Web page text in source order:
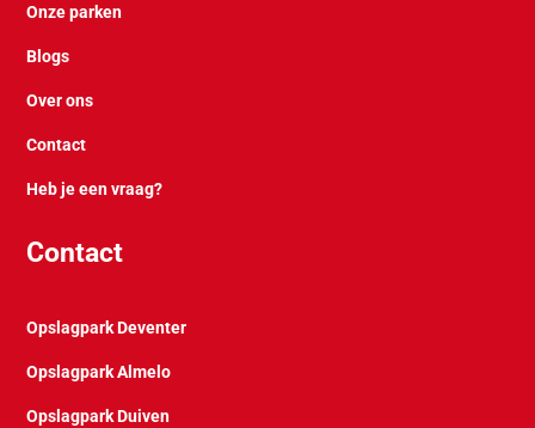
Onze parken
Blogs
Over ons
Contact
Heb je een vraag?
Contact
Opslagpark Deventer
Opslagpark Almelo
Opslagpark Duiven